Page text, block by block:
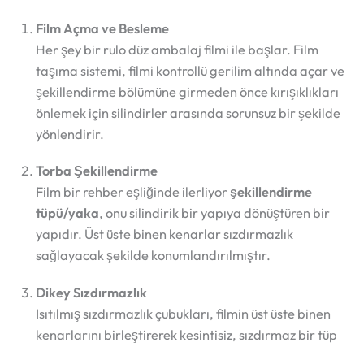
Film Açma ve Besleme
Her şey bir rulo düz ambalaj filmi ile başlar. Film
taşıma sistemi, filmi kontrollü gerilim altında açar ve
şekillendirme bölümüne girmeden önce kırışıklıkları
önlemek için silindirler arasında sorunsuz bir şekilde
yönlendirir.
Torba Şekillendirme
Film bir rehber eşliğinde ilerliyorşekillendirme
tüpü/yaka, onu silindirik bir yapıya dönüştüren bir
yapıdır. Üst üste binen kenarlar sızdırmazlık
sağlayacak şekilde konumlandırılmıştır.
Dikey Sızdırmazlık
Isıtılmış sızdırmazlık çubukları, filmin üst üste binen
kenarlarını birleştirerek kesintisiz, sızdırmaz bir tüp